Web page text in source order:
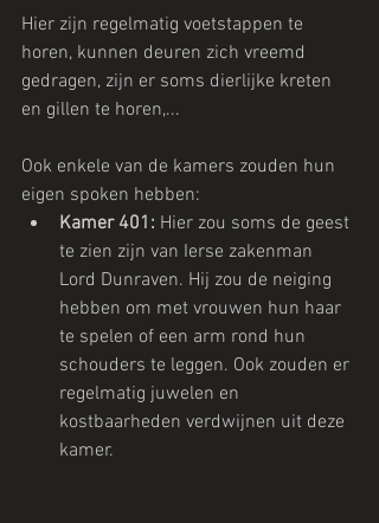
Hier zijn regelmatig voetstappen te
horen, kunnen deuren zich vreemd
gedragen, zijn er soms dierlijke kreten
en gillen te horen,...
Ook enkele van de kamers zouden hun
eigen spoken hebben:
Kamer 401: Hier zou soms de geest
te zien zijn van Ierse zakenman
Lord Dunraven. Hij zou de neiging
hebben om met vrouwen hun haar
te spelen of een arm rond hun
schouders te leggen. Ook zouden er
regelmatig juwelen en
kostbaarheden verdwijnen uit deze
kamer.